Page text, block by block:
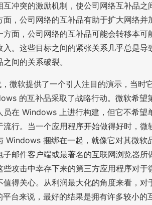
互冲突的激励机制，使公司网络互补品之
面，公司网络的互补品有助于扩大网络并
方面，公司网络的互补品可能会转移本可
入。这些目标之间的紧张关系几乎总是导
间的关系破裂。
微软提供了一个引人注目的演示，当时
的互补品采取了战略行动。微软希望
员在 Windows 上进行构建，但它不希望
流行。当一个应用程序开始做得好时，微
Windows 捆绑在一起，就像它对其微软
子邮件客户端或最著名的互联网浏览器所
些攻击中幸存下来的第三方应用程序对于
值得关心。从利润最大化的角度来看，对
台来说，最好的结果是拥有许多较小的